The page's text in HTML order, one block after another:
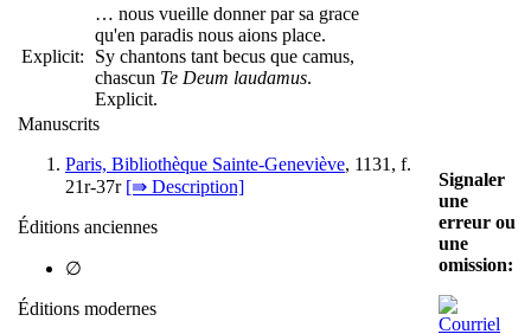
Explicit:
… nous vueille donner par sa grace
qu'en paradis nous aions place.
Sy chantons tant becus que camus,
chascun Te Deum laudamus.
Explicit.
Manuscrits
Paris, Bibliothèque Sainte-Geneviève, 1131, f.
21r-37r [⇛ Description]
Éditions anciennes
∅
Éditions modernes
Signaler
une
erreur ou
une
omission: